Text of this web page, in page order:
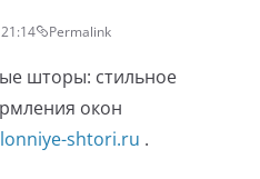
Permalink
шторы: стильное
окон
shtori.ru .